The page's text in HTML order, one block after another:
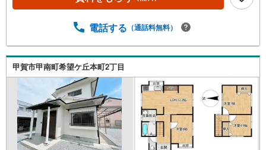
電話する （通話料無料）
甲賀市甲南町希望ケ丘本町2丁目